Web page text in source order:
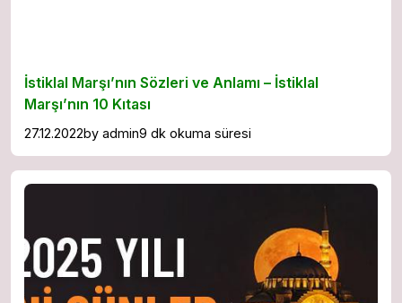
İstiklal Marşı’nın Sözleri ve Anlamı – İstiklal
Marşı’nın 10 Kıtası
27.12.2022by admin9 dk okuma süresi